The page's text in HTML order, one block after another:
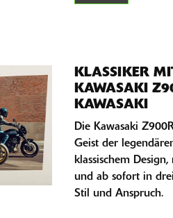
KLASSIKER
KAWASAKI
KAWASAKI
Die Kawasaki
Geist der
klassischem
und ab sofort in
Stil und Anspruch.